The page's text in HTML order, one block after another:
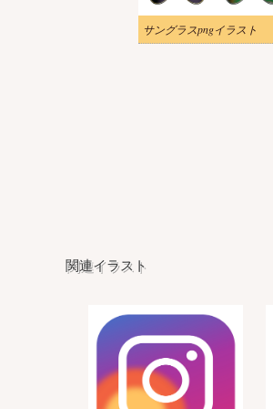
サングラスpngイラスト
関連イラスト